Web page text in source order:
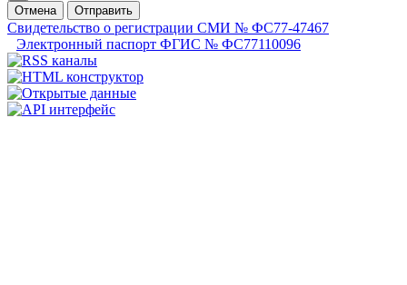
Отмена
Отправить
Свидетельство о регистрации СМИ № ФС77-47467
Электронный паспорт ФГИС № ФС77110096